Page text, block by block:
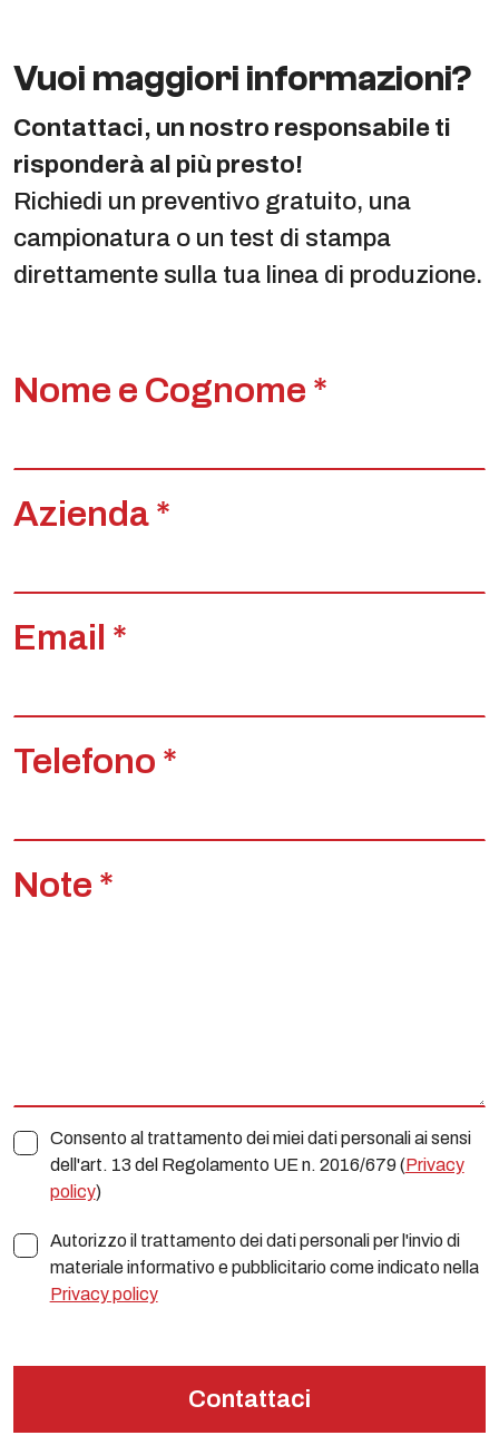
Vuoi maggiori informazioni?
Contattaci, un nostro responsabile ti
risponderà al più presto!
Richiedi un preventivo gratuito, una
campionatura o un test di stampa
direttamente sulla tua linea di produzione.
Nome e Cognome *
Azienda *
Email *
Telefono *
Note *
Consento al trattamento dei miei dati personali ai sensi
dell'art. 13 del Regolamento UE n. 2016/679 (Privacy
policy)
Autorizzo il trattamento dei dati personali per l'invio di
materiale informativo e pubblicitario come indicato nella
Privacy policy
Contattaci